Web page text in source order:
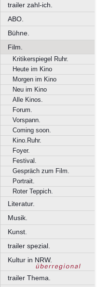
trailer zahl-ich.
ABO.
Bühne.
Film.
Kritikerspiegel Ruhr.
Heute im Kino
Morgen im Kino
Neu im Kino
Alle Kinos.
Forum.
Vorspann.
Coming soon.
Kino.Ruhr.
Foyer.
Festival.
Gespräch zum Film.
Portrait.
Roter Teppich.
Literatur.
Musik.
Kunst.
trailer spezial.
Kultur in NRW.
trailer Thema.